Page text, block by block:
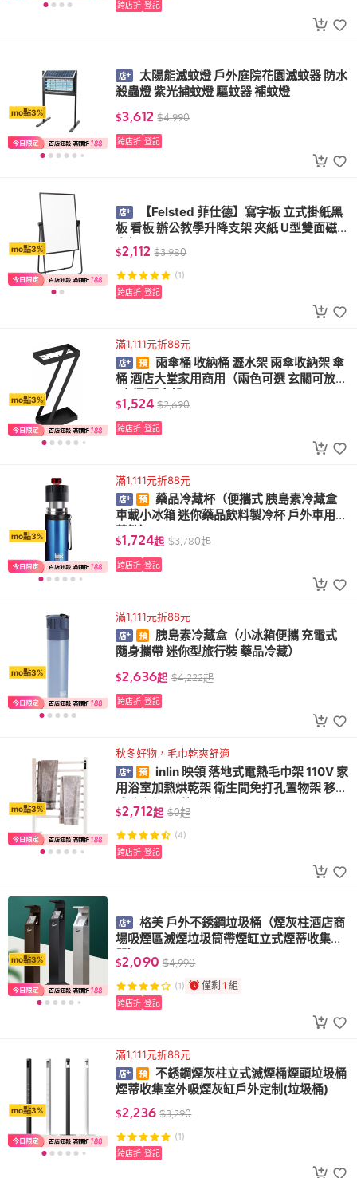
跨店折 登記
mo點3%
太陽能滅蚊燈 戶外庭院花園滅蚊器 防水
殺蟲燈 紫光捕蚊燈 驅蚊器 補蚊燈
$3,612 $4,990
跨店折 登記
mo點3%
【Felsted 菲仕德】寫字板 立式掛紙黑
板 看板 辦公教學升降支架 夾紙 U型雙面磁性
白板
$2,112 $3,980
(1)
跨店折 登記
mo點3%
滿1,111元折88元
雨傘桶 收納桶 瀝水架 雨傘收納架 傘
桶 酒店大堂家用商用（兩色可選 玄關可放）
(傘桶 雨傘架)
$1,524 $2,690
跨店折 登記
mo點3%
滿1,111元折88元
藥品冷藏杯（便攜式 胰島素冷藏盒
車載小冰箱 迷你藥品飲料製冷杯 戶外車用冷
藏箱）
$1,724起 $3,780起
跨店折 登記
mo點3%
滿1,111元折88元
胰島素冷藏盒（小冰箱便攜 充電式
隨身攜帶 迷你型旅行裝 藥品冷藏）
$2,636起 $4,222起
跨店折 登記
mo點3%
秋冬好物，毛巾乾爽舒適
inlin 映領 落地式電熱毛巾架 110V 家
用浴室加熱烘乾架 衛生間免打孔置物架 移動
式晾衣架(電熱毛巾架)
$2,712起 $0起
(4)
跨店折 登記
mo點3%
格美 戶外不銹鋼垃圾桶（煙灰柱酒店商
場吸煙區滅煙垃圾筒帶煙缸立式煙蒂收集
器）
$2,090 $4,990
(1) 僅剩 1 組
跨店折 登記
mo點3%
滿1,111元折88元
不銹鋼煙灰柱立式滅煙桶煙頭垃圾桶
煙蒂收集室外吸煙灰缸戶外定制(垃圾桶)
$2,236 $3,290
(1)
跨店折 登記